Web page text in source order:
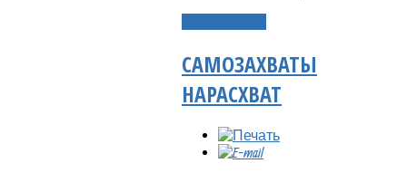
САМОЗАХВАТЫ
НАРАСХВАТ